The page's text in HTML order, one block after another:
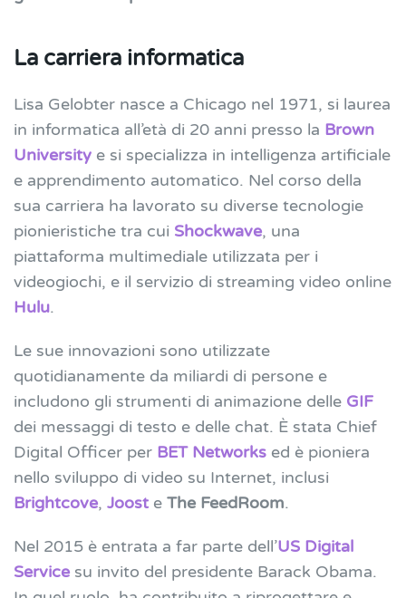
La carriera informatica
Lisa Gelobter nasce a Chicago nel 1971, si laurea
in informatica all’età di 20 anni presso la Brown
University e si specializza in intelligenza artificiale
e apprendimento automatico. Nel corso della
sua carriera ha lavorato su diverse tecnologie
pionieristiche tra cui Shockwave, una
piattaforma multimediale utilizzata per i
videogiochi, e il servizio di streaming video online
Hulu.
Le sue innovazioni sono utilizzate
quotidianamente da miliardi di persone e
includono gli strumenti di animazione delle GIF
dei messaggi di testo e delle chat. È stata Chief
Digital Officer per BET Networks ed è pioniera
nello sviluppo di video su Internet, inclusi
Brightcove, Joost e The FeedRoom.
Nel 2015 è entrata a far parte dell’US Digital
Service su invito del presidente Barack Obama.